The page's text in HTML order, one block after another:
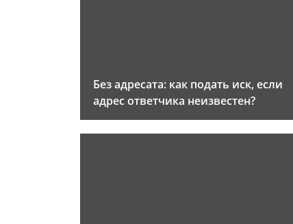
Без адресата: как подать иск, если
адрес ответчика неизвестен?